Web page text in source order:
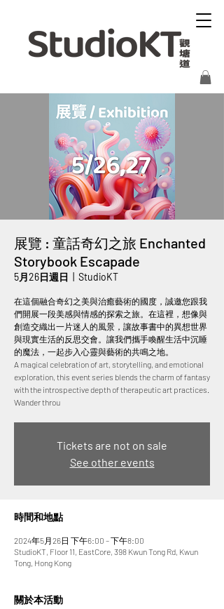
展覽 : 童話奇幻之旅 Enchanted
Storybook Escapade
5月26日週日 StudioKT
在這個融合奇幻之美與治癒藝術的國度，誠邀您跟我
們開展一段美感與情感的探索之旅。在這裡，想像與
創造交織出一片迷人的風景，讓故事書中的異想世界
與現實生活的反思交會。讓我們攜手喚醒生活中沉睡
的魔法，一起步入心靈與藝術的共鳴之地。
A magical celebration of art, storytelling, and emotional
exploration, this event series blends the charm of fantasy
with the introspective depth of therapeutic art practices.
Wander throu
Tickets are not on sale
See other events
時間和地點
2024年5月26日 下午6:00 – 下午8:00
StudioKT, Floor 11, EastCore, 398 Kwun Tong Rd, Kwun
Tong, Hong Kong
關於本活動